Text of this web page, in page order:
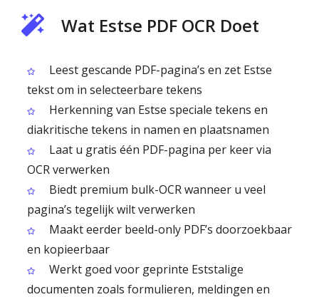
Wat Estse PDF OCR Doet
Leest gescande PDF-pagina’s en zet Estse
tekst om in selecteerbare tekens
Herkenning van Estse speciale tekens en
diakritische tekens in namen en plaatsnamen
Laat u gratis één PDF-pagina per keer via
OCR verwerken
Biedt premium bulk-OCR wanneer u veel
pagina’s tegelijk wilt verwerken
Maakt eerder beeld-only PDF’s doorzoekbaar
en kopieerbaar
Werkt goed voor geprinte Eststalige
documenten zoals formulieren, meldingen en